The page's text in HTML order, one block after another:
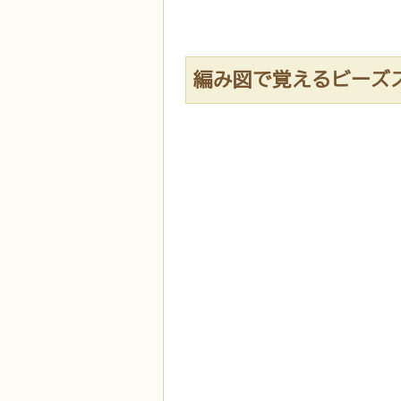
編み図で覚えるビーズ